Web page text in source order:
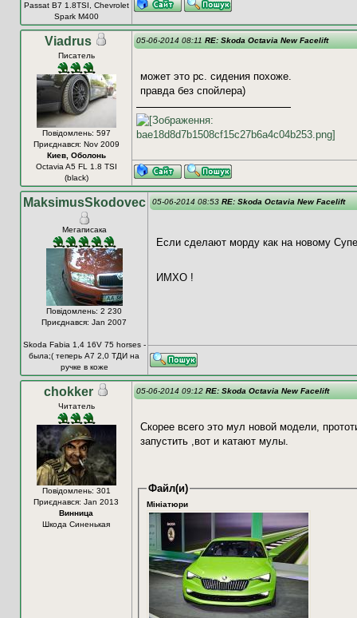
Passat B7 1.8TSI, Chevrolet
Spark M400
Viadrus
Писатель
Повідомлень: 597
Приєднався: Nov 2009
Киев, Оболонь
Octavia A5 FL 1.8 TSI
(black)
05-06-2014 08:11 RE: Skoda Octavia New Facelift
может это рс. сидения похоже.
правда без спойлера)
MaksimusSkodovec
Мегаписака
Повідомлень: 2 230
Приєднався: Jan 2007
Skoda Fabia 1,4 16V 75 horses -
была;( теперь А7 2,0 ТДИ на
ручке в коже
05-06-2014 08:53 RE: Skoda Octavia New Facelift
Если сделают морду как на новому
ИМХО !
chokker
Читатель
Повідомлень: 301
Приєднався: Jan 2013
Винница
Шкода Синенькая
05-06-2014 09:12 RE: Skoda Octavia New Facelift
Скорее всего это мул новой модели,
запустить ,вот и катают мулы.
Файл(и)
Мініатюри